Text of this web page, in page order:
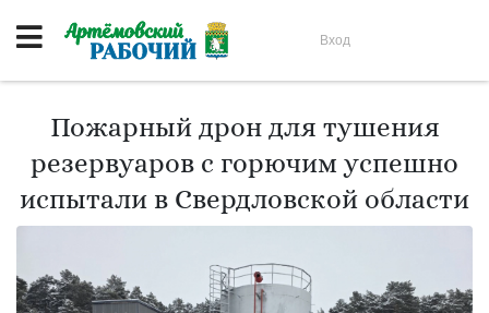
Вход
Пожарный дрон для тушения
резервуаров с горючим успешно
испытали в Свердловской области